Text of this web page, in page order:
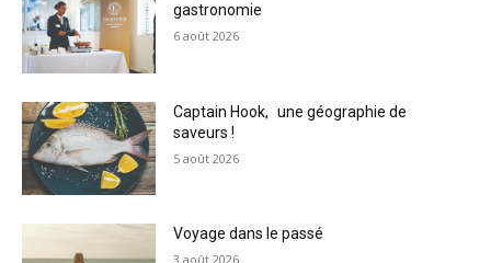
gastronomie
6 août 2026
Captain Hook, une géographie de
saveurs !
5 août 2026
Voyage dans le passé
3 août 2026